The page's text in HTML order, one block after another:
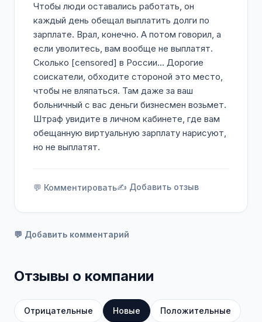
Чтобы люди оставались работать, он
каждый день обещал выплатить долги по
зарплате. Врал, конечно. А потом говорил, а
если уволитесь, вам вообще не выплатят.
Сколько [censored] в России... Дорогие
соискатели, обходите стороной это место,
чтобы не вляпаться. Там даже за ваш
больничный с вас деньги бизнесмен возьмет.
Штраф увидите в личном кабинете, где вам
обещанную виртуальную зарплату нарисуют,
но не выплатят.
💬 Комментировать✍️ Добавить отзыв
💬 Добавить комментарий
Отзывы о компании
Отрицательные Новые Положительные